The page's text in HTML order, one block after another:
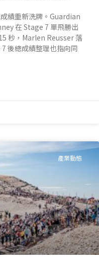
績重新洗牌。Guardian
在 Stage 7 單飛勝出
秒，Marlen Reusser 落
後總成績整理也指向同
產業動態